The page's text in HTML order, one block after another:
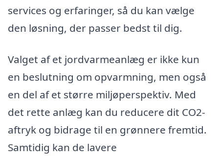
services og erfaringer, så du kan vælge
den løsning, der passer bedst til dig.
Valget af et jordvarmeanlæg er ikke kun
en beslutning om opvarmning, men også
en del af et større miljøperspektiv. Med
det rette anlæg kan du reducere dit CO2-
aftryk og bidrage til en grønnere fremtid.
Samtidig kan de lavere